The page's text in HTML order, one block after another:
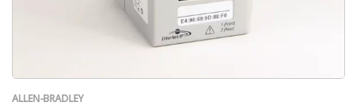
ALLEN-BRADLEY